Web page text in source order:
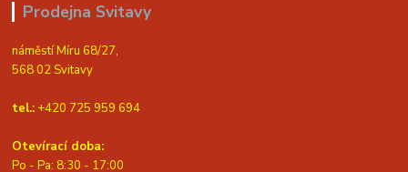
Prodejna Svitavy
náměstí Míru 68/27,
568 02 Svitavy
tel.: +420 725 959 694
Otevírací doba:
Po - Pa: 8:30 - 17:00